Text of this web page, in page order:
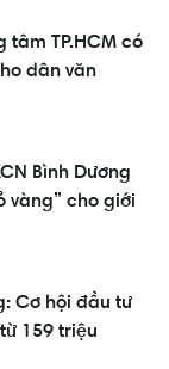
tâm TP.HCM có
dân văn
Bình Dương
vàng” cho giới
Cơ hội đầu tư
159 triệu